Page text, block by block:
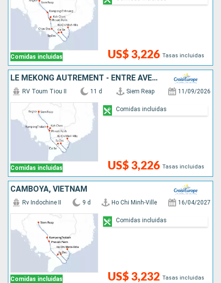
Comidas incluidas US$ 3,226 Tasas incluidas
LE MÉKONG AUTREMENT - ENTRE AVENTURE ET SITES INCONTOURNABLES
Comidas incluidas
RV Toum Tiou II 11 d Siem Reap 11/09/2026
US$ 3,226 Tasas incluidas
Comidas incluidas
CAMBOYA, VIETNAM
Comidas incluidas
Rv Indochine II 9 d Ho Chi Minh-Ville 16/04/2027
US$ 3,232 Tasas incluidas
Comidas incluidas